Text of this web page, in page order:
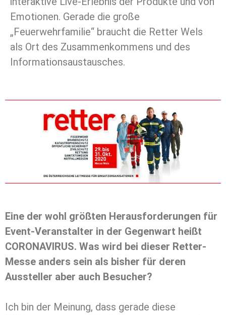
Emotionen. Gerade die große
„Feuerwehrfamilie“ braucht die Retter Wels
als Ort des Zusammenkommens und des
Informationsaustausches.
Eine der wohl größten Herausforderungen für
Event-Veranstalter in der Gegenwart heißt
CORONAVIRUS. Was wird bei dieser Retter-
Messe anders sein als bisher für deren
Aussteller aber auch Besucher?
Ich bin der Meinung, dass gerade diese